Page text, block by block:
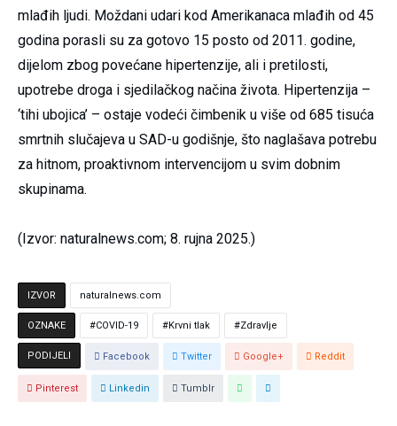
mlađih ljudi. Moždani udari kod Amerikanaca mlađih od 45
godina porasli su za gotovo 15 posto od 2011. godine,
dijelom zbog povećane hipertenzije, ali i pretilosti,
upotrebe droga i sjedilačkog načina života. Hipertenzija –
‘tihi ubojica’ – ostaje vodeći čimbenik u više od 685 tisuća
smrtnih slučajeva u SAD-u godišnje, što naglašava potrebu
za hitnom, proaktivnom intervencijom u svim dobnim
skupinama.
(Izvor: naturalnews.com; 8. rujna 2025.)
IZVOR naturalnews.com
OZNAKE COVID-19 Krvni tlak Zdravlje
PODIJELI Facebook Twitter Google+ Reddit
Pinterest Linkedin Tumblr